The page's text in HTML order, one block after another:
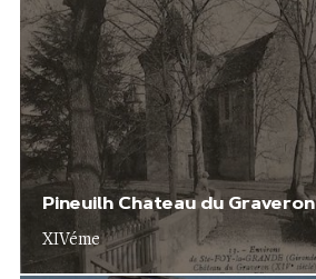
Pineuilh Chateau du Graveron
XIVéme